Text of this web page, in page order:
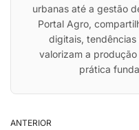
urbanas até a gestão
Portal Agro,
digitais,
valorizam a
prática
ANTERIOR